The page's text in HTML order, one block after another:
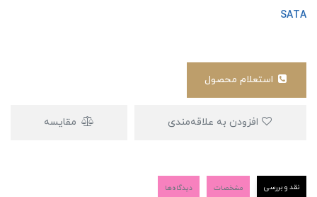
SATA
مقایسه
نقد و بررسی مشخصات دیدگاه‌ها